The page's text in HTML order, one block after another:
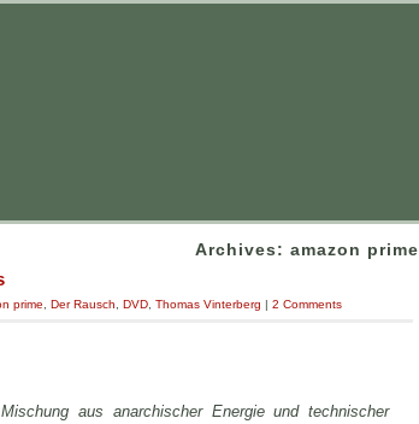
Archives: amazon prime
prime Der Rausch DVD Thomas Vinterberg | 2 Comments
aus anarchischer Energie und technischer